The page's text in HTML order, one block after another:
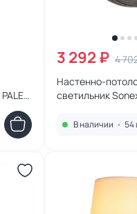
3 292 ₽ 4
Настенно-
светильник
7604/EL
В наличии • 54